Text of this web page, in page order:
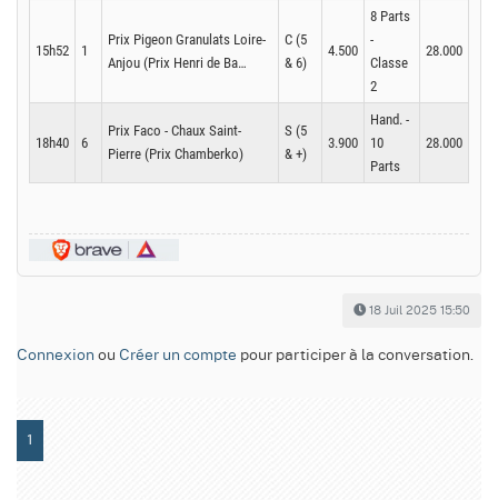
15h52 1
Prix Pigeon Granulats Loire-
Anjou (Prix Henri de Ba…
C (5
& 6)
4.500
8 Parts
-
Classe
2
28.000
18h40 6
Prix Faco - Chaux Saint-
Pierre (Prix Chamberko)
S (5
& +)
3.900
Hand. -
10
Parts
28.000
18 Juil 2025 15:50
Connexion ou Créer un compte pour participer à la conversation.
1